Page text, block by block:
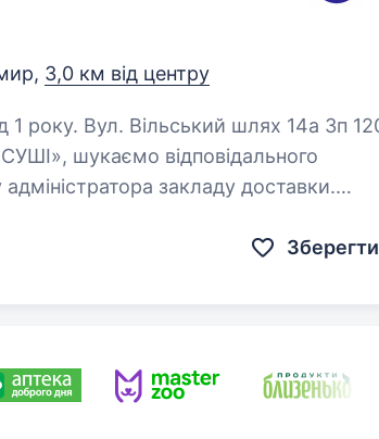
3,0 км від центру
14а Зп 120
шукаємо відповідального
закладу доставки.
Зберегти